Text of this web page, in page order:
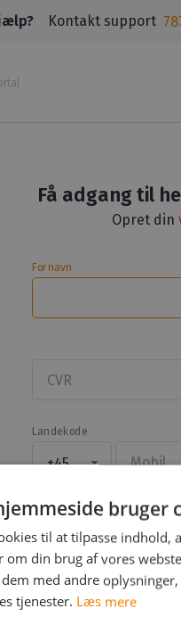
Kontakt support
Få adgang til
Opret din
Fornavn
CVR
Landekode
+45 Mobil
Email
bruger
til at tilpasse indhold,
om din brug af vores
med andre
tjenester. Læs mere